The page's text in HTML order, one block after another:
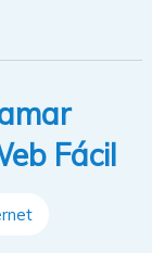
Fácil